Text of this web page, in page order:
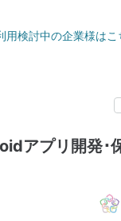
用検討中の企業様はこ
アプリ開発･